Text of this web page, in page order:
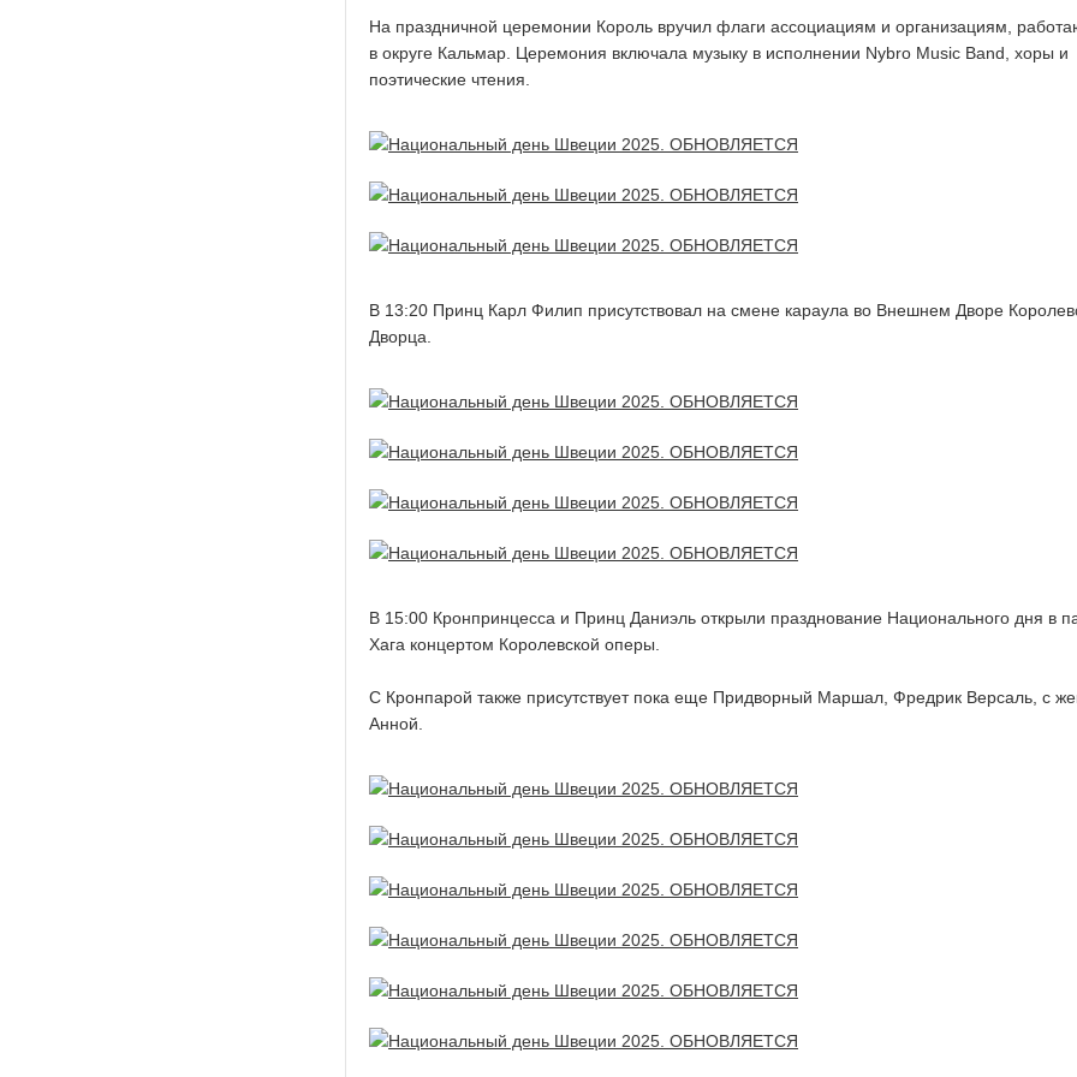
На праздничной церемонии Король вручил флаги ассоциациям и организациям,
в округе Кальмар. Церемония включала музыку в исполнении Nybro Music Band, хоры и
поэтические чтения.
В 13:20 Принц Карл Филип присутствовал на смене караула во Внешнем Дворе
Дворца.
В 15:00 Кронпринцесса и Принц Даниэль открыли празднование Национального дня в
Хага концертом Королевской оперы.
С Кронпарой также присутствует пока еще Придворный Маршал, Фредрик Версаль, с
Анной.